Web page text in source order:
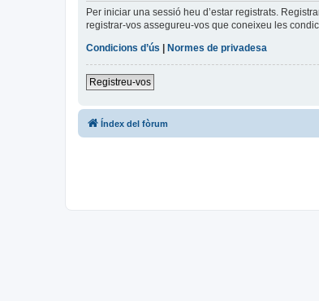
Per iniciar una sessió heu d’estar registrats.
registrar-vos assegureu-vos que coneixeu les
Condicions d’ús
Normes de privadesa
Registreu-vos
Índex del fòrum